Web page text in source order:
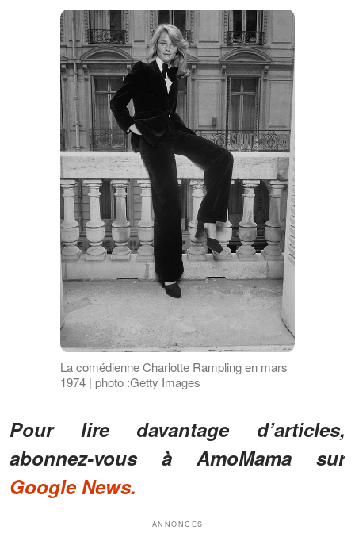
La comédienne Charlotte Rampling en mars
1974 | photo :Getty Images
Pour lire davantage d’articles,
abonnez-vous à AmoMama sur
Google News.
ANNONCES